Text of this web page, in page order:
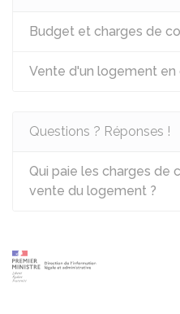
Budget et charges de
Vente d'un logement
Questions ? Réponses !
Qui paie les charges de
vente du logement ?